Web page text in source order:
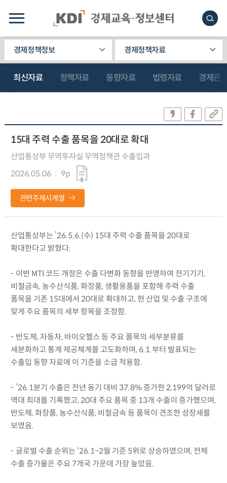
경제정책정보 경제정책자료
최신자료 정책자료 동향자료 법령자료 경제관
15대 주력 수출 품목을 20대로 확대
산업통상부 무역투자실 무역정책관 수출입과
2026.05.06
9p
관련주제시계열
산업통상부는 ’26.5.6.(수) 15대 주력 수출 품목을 20대로
확대한다고 밝혔다.
- 이번 MTI 코드 개정은 수출 다변화 동향을 반영하여 전기기기,
비철금속, 농수산식품, 화장품, 생활용품을 포함해 주력 수출
품목을 기존 15대에서 20대로 확대하고, 현 산업 및 수출 구조에
맞게 주요 품목의 세부 항목을 조정함.
- 반도체, 자동차, 바이오헬스 등 주요 품목의 세부분류를
세분화하고 통계 제공체계를 고도화하며, 6.1.부터 발표되는
수출입 동향 자료에 이 기준을 소급 적용함.
- ’26.1분기 수출은 전년 동기 대비 37.8% 증가한 2,199억 달러로
역대 최대를 기록했고, 20대 주요 품목 중 13개 수출이 증가했으며,
반도체, 화장품, 농수산식품, 비철금속 등 품목이 견조한 성장세를
보였음.
- 글로벌 수출 순위는 ‘26.1~2월 기준 5위로 상승하였으며, 전체
수출 증가율은 주요 7개국 가운데 가장 높았음.